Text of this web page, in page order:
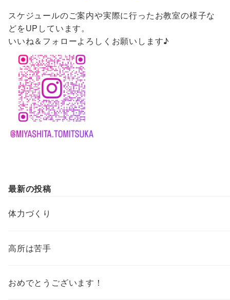
スケジュールのご案内や実際に行ったお教室の様子な
どをUPしています。
いいね＆フォローよろしくお願いします♪
最新の投稿
体力づくり
高所は苦手
おめでとうございます！